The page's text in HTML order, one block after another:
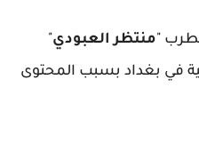
"منتظر العبودي"
في بغداد بسبب المحتوى